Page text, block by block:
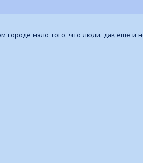
городе мало того, что люди, дак еще и